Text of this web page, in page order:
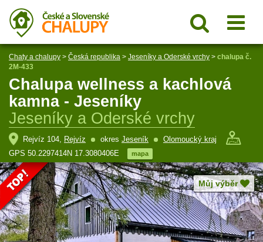
Chaty a chalupy > Česká republika > Jeseníky a Oderské vrchy > chalupa č.
2M-433
Chalupa wellness a kachlová
kamna - Jeseníky
Jeseníky a Oderské vrchy
Rejvíz 104, Rejvíz okres Jeseník
Olomoucký kraj
GPS 50.2297414N 17.3080406E
mapa
Můj výběr